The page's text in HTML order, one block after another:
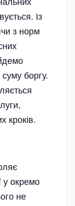
Із
з норм
суму боргу.
кроків.
у окремо
не